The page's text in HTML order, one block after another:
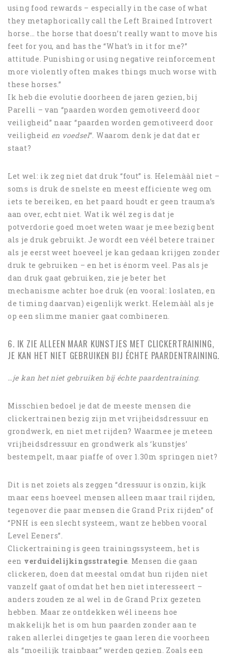
using food rewards – especially in the case of what
they metaphorically call the Left Brained Introvert
horse… the horse that doesn’t really want to move his
feet for you, and has the “What’s in it for me?”
attitude. Punishing or using negative reinforcement
more violently often makes things much worse with
these horses.”
Ik heb die evolutie doorheen de jaren gezien, bij
Parelli – van “paarden worden gemotiveerd door
veiligheid” naar “paarden worden gemotiveerd door
veiligheid en voedsel“. Waarom denk je dat dat er
staat?
Let wel: ik zeg niet dat druk “fout” is. Helemààl niet –
soms is druk de snelste en meest efficiente weg om
iets te bereiken, en het paard houdt er geen trauma’s
aan over, echt niet. Wat ik wél zeg is dat je
potverdorie goed moet weten waar je mee bezig bent
als je druk gebruikt. Je wordt een véél betere trainer
als je eerst weet hoeveel je kan gedaan krijgen zonder
druk te gebruiken – en het is énorm veel. Pas als je
dan druk gaat gebruiken, zie je beter het
mechanisme achter hoe druk (en vooral: loslaten, en
de timing daarvan) eigenlijk werkt. Helemààl als je
op een slimme manier gaat combineren.
6. IK ZIE ALLEEN MAAR KUNSTJES MET CLICKERTRAINING,
JE KAN HET NIET GEBRUIKEN BIJ ÉCHTE PAARDENTRAINING.
…je kan het niet gebruiken bij échte paardentraining.
Misschien bedoel je dat de meeste mensen die
clickertrainen bezig zijn met vrijheidsdressuur en
grondwerk, en niet met rijden? Waarmee je meteen
vrijheidsdressuur en grondwerk als ‘kunstjes’
bestempelt, maar piaffe of over 1.30m springen niet?
Dit is net zoiets als zeggen “dressuur is onzin, kijk
maar eens hoeveel mensen alleen maar trail rijden,
tegenover die paar mensen die Grand Prix rijden” of
“PNH is een slecht systeem, want ze hebben vooral
Level Eeners”.
Clickertraining is geen trainingssysteem, het is
een verduidelijkingsstrategie. Mensen die gaan
clickeren, doen dat meestal omdat hun rijden niet
vanzelf gaat of omdat het hen niet interesseert –
anders zouden ze al wel in de Grand Prix gezeten
hebben. Maar ze ontdekken wél ineens hoe
makkelijk het is om hun paarden zonder aan te
raken allerlei dingetjes te gaan leren die voorheen
als “moeilijk trainbaar” werden gezien. Zoals een